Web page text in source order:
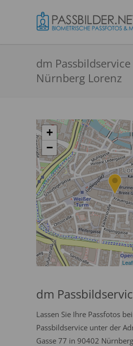
dm
Nürnberg Lorenz
+
−
dm
Lassen Sie Ihre Passfotos
Passbildservice unter der
Gasse 77 in 90402